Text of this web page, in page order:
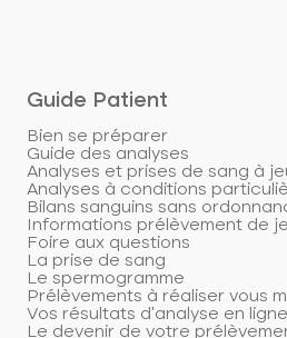
Guide Patient
Bien se préparer
Guide des analyses
Analyses et prises de sang à
Analyses à conditions
Bilans sanguins sans
Informations prélèvement de
Foire aux questions
La prise de sang
Le spermogramme
Prélèvements à réaliser vous
Vos résultats d'analyse en ligne
Le devenir de votre